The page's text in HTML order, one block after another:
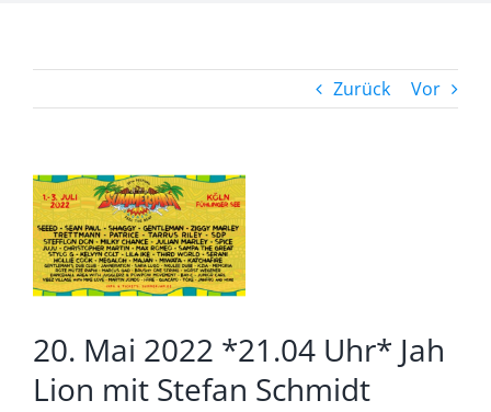
Zurück Vor
Zeige
grösseres
Bild
20. Mai 2022 *21.04 Uhr* Jah
Lion mit Stefan Schmidt